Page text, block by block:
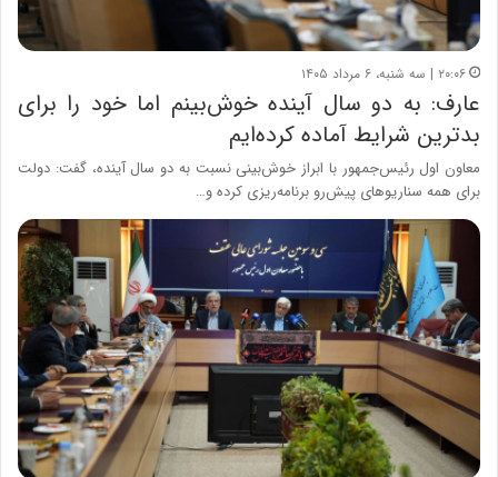
۲۰:۰۶ | سه شنبه، ۶ مرداد ۱۴۰۵
عارف: به دو سال آینده خوش‌بینم اما خود را برای
بدترین شرایط آماده کرده‌ایم
معاون اول رئیس‌جمهور با ابراز خوش‌بینی نسبت به دو سال آینده، گفت: دولت
برای همه سناریوهای پیش‌رو برنامه‌ریزی کرده و…